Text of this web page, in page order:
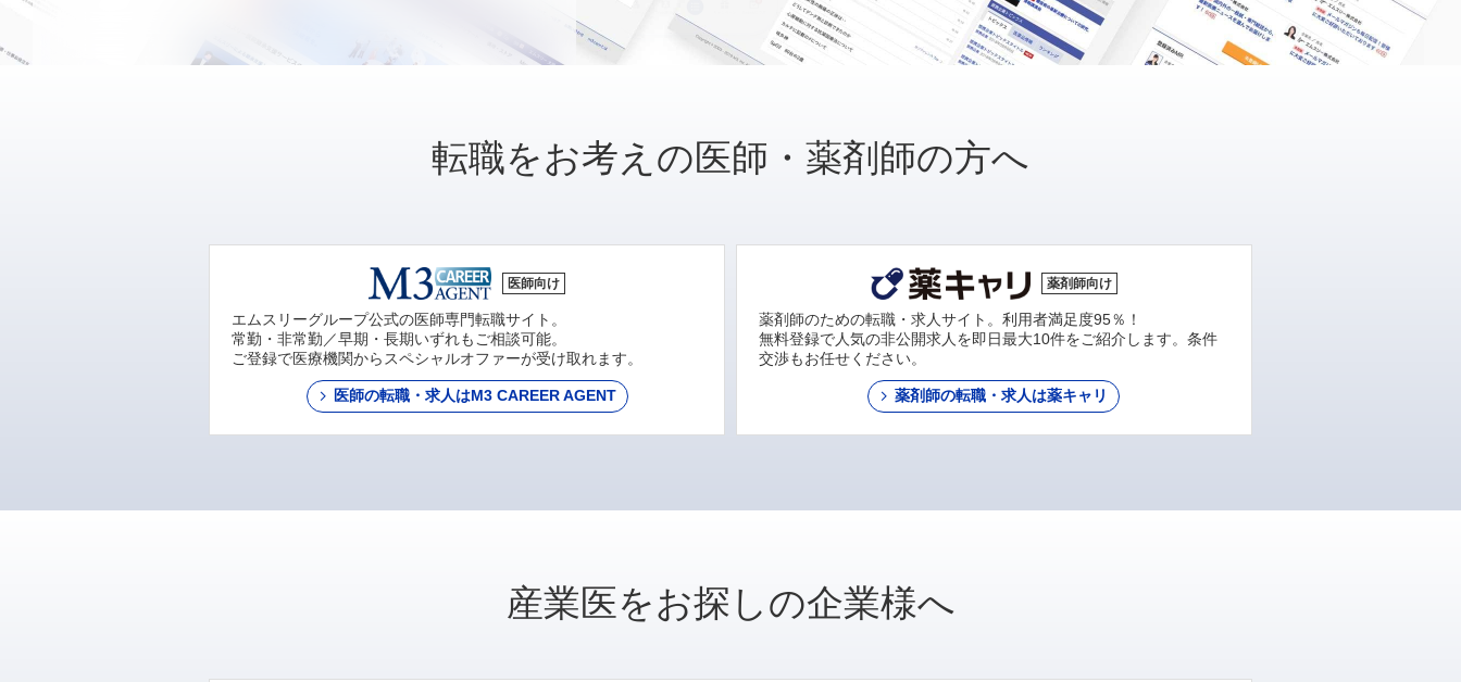
転職をお考えの医師・薬剤師の方へ
医師向け
エムスリーグループ公式の医師専門転職サイト。
常勤・非常勤／早期・長期いずれもご相談可能。
ご登録で医療機関からスペシャルオファーが受け取れます。
医師の転職・求人はM3 CAREER AGENT
薬剤師向け
薬剤師のための転職・求人サイト。利用者満足度95％！
無料登録で人気の非公開求人を即日最大10件をご紹介します。条件
交渉もお任せください。
薬剤師の転職・求人は薬キャリ
産業医をお探しの企業様へ